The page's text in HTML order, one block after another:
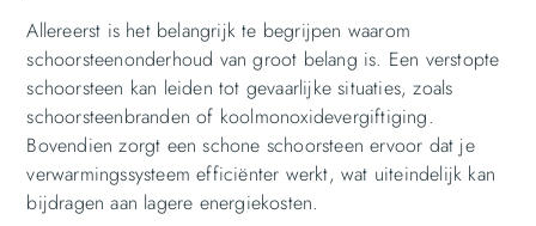
Allereerst is het belangrijk te begrijpen waarom
schoorsteenonderhoud van groot belang is. Een verstopte
schoorsteen kan leiden tot gevaarlijke situaties, zoals
schoorsteenbranden of koolmonoxidevergiftiging.
Bovendien zorgt een schone schoorsteen ervoor dat je
verwarmingssysteem efficiënter werkt, wat uiteindelijk kan
bijdragen aan lagere energiekosten.